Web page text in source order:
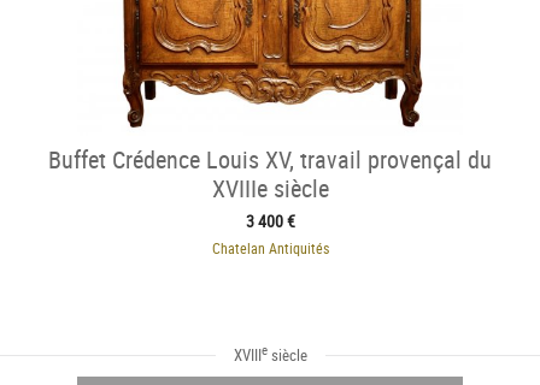
Buffet Crédence Louis XV, travail provençal du
XVIIIe siècle
3 400 €
Chatelan Antiquités
XVIIIesiècle